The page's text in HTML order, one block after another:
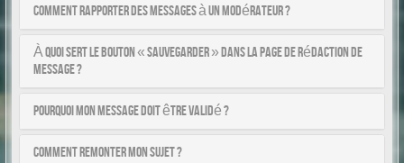
Comment rapporter des messages à un modérateur ?
À quoi sert le bouton « Sauvegarder » dans la page de rédaction de
message ?
Pourquoi mon message doit être validé ?
Comment remonter mon sujet ?